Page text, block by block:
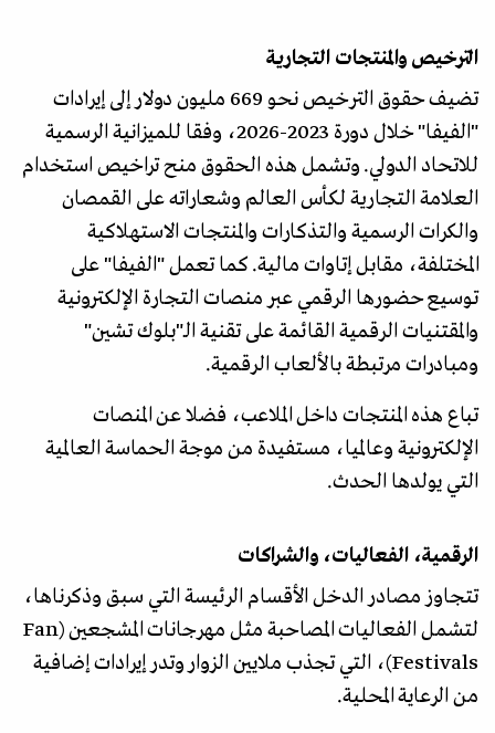
الترخيص والمنتجات التجارية
تضيف حقوق الترخيص نحو 669 مليون دولار إلى إيرادات
"الفيفا" خلال دورة 2023-2026، وفقا للميزانية الرسمية
للاتحاد الدولي. وتشمل هذه الحقوق منح تراخيص استخدام
العلامة التجارية لكأس العالم وشعاراته على القمصان
والكرات الرسمية والتذكارات والمنتجات الاستهلاكية
المختلفة، مقابل إتاوات مالية. كما تعمل "الفيفا" على
توسيع حضورها الرقمي عبر منصات التجارة الإلكترونية
والمقتنيات الرقمية القائمة على تقنية الـ"بلوك تشين"
ومبادرات مرتبطة بالألعاب الرقمية.
تباع هذه المنتجات داخل الملاعب، فضلا عن المنصات
الإلكترونية وعالميا، مستفيدة من موجة الحماسة العالمية
التي يولدها الحدث.
الرقمية، الفعاليات، والشراكات
تتجاوز مصادر الدخل الأقسام الرئيسة التي سبق وذكرناها،
لتشمل الفعاليات المصاحبة مثل مهرجانات المشجعين (Fan
Festivals)، التي تجذب ملايين الزوار وتدر إيرادات إضافية
من الرعاية المحلية.